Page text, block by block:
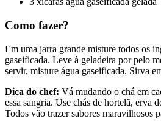
Como fazer?
Em uma jarra grande misture todos os
gaseificada. Leve à geladeira por pelo
servir, misture água gaseificada. Sirva
Dica do chef: Vá mudando o chá em
essa sangria. Use chás de hortelã, erva
Todos vão trazer sabores maravilhosos